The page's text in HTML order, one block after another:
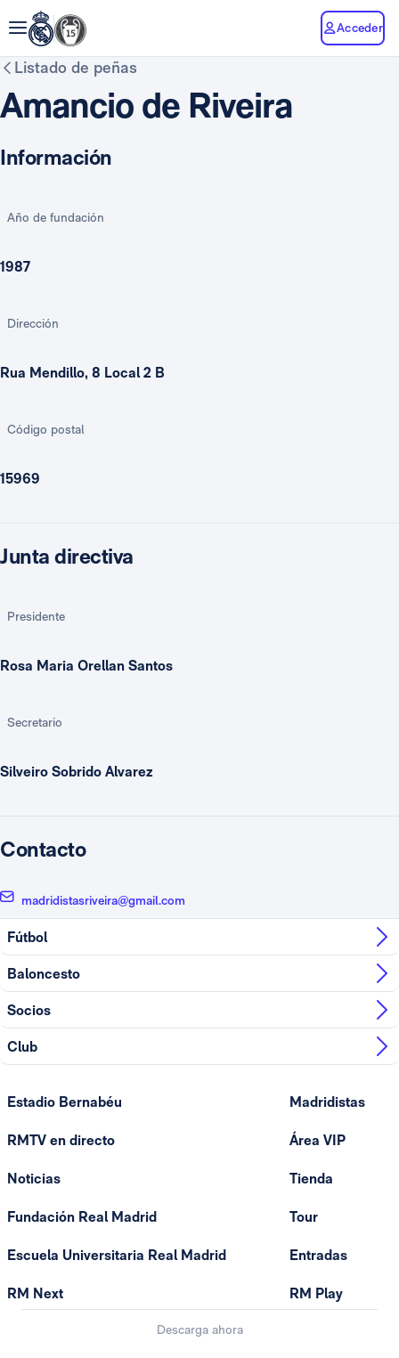
Acceder
Listado de peñas
Amancio de Riveira
Información
Año de fundación
1987
Dirección
Rua Mendillo, 8 Local 2 B
Código postal
15969
Junta directiva
Presidente
Rosa Maria Orellan Santos
Secretario
Silveiro Sobrido Alvarez
Contacto
madridistasriveira@gmail.com
Fútbol
Baloncesto
Socios
Club
Estadio Bernabéu
RMTV en directo
Noticias
Fundación Real Madrid
Escuela Universitaria Real Madrid
RM Next
Madridistas
Área VIP
Tienda
Tour
Entradas
RM Play
Descarga ahora